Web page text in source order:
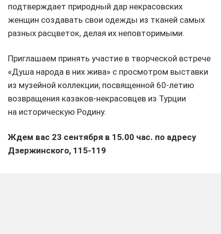
подтверждает природный дар некрасовских
женщин создавать свои одежды из тканей самых
разных расцветок, делая их неповторимыми.
Приглашаем принять участие в творческой встрече
«Душа народа в них жива» с просмотром выставки
из музейной коллекции, посвященной 60-летию
возвращения казаков-некрасовцев из Турции
на историческую Родину.
Ждем вас 23 сентября в 15.00 час. по адресу
Дзержинского, 115-119